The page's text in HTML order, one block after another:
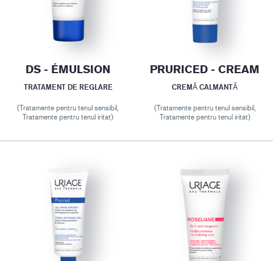
DS - ÉMULSION
TRATAMENT DE REGLARE
(Tratamente pentru tenul sensibil,
Tratamente pentru tenul iritat)
PRURICED - CREAM
CREMĂ CALMANTĂ
(Tratamente pentru tenul sensibil,
Tratamente pentru tenul iritat)